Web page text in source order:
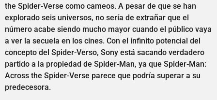
the Spider-Verse como cameos. A pesar de que se han
explorado seis universos, no sería de extrañar que el
número acabe siendo mucho mayor cuando el público vaya
a ver la secuela en los cines. Con el infinito potencial del
concepto del Spider-Verso, Sony está sacando verdadero
partido a la propiedad de Spider-Man, ya que Spider-Man:
Across the Spider-Verse parece que podría superar a su
predecesora.